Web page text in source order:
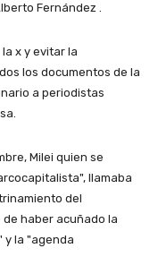
Fernández .
x y evitar la
los documentos de la
a periodistas
Milei quien se
llamaba
del
haber acuñado la
y la "agenda